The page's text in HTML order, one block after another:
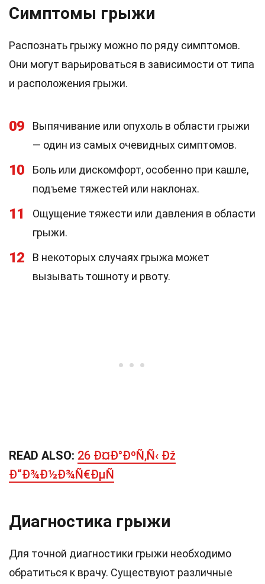
Симптомы грыжи
Распознать грыжу можно по ряду симптомов.
Они могут варьироваться в зависимости от типа
и расположения грыжи.
09
Выпячивание или опухоль в области грыжи
— один из самых очевидных симптомов.
10
Боль или дискомфорт, особенно при кашле,
подъеме тяжестей или наклонах.
11
Ощущение тяжести или давления в области
грыжи.
12
В некоторых случаях грыжа может
вызывать тошноту и рвоту.
READ ALSO: 26 Ð¤Ð°ÐºÑ‚Ñ‹ Ðž
Ð“Ð¾Ð½Ð¾Ñ€ÐµÑ
Диагностика грыжи
Для точной диагностики грыжи необходимо
обратиться к врачу. Существуют различные